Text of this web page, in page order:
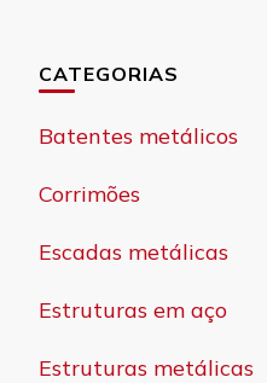
CATEGORIAS
Batentes metálicos
Corrimões
Escadas metálicas
Estruturas em aço
Estruturas metálicas